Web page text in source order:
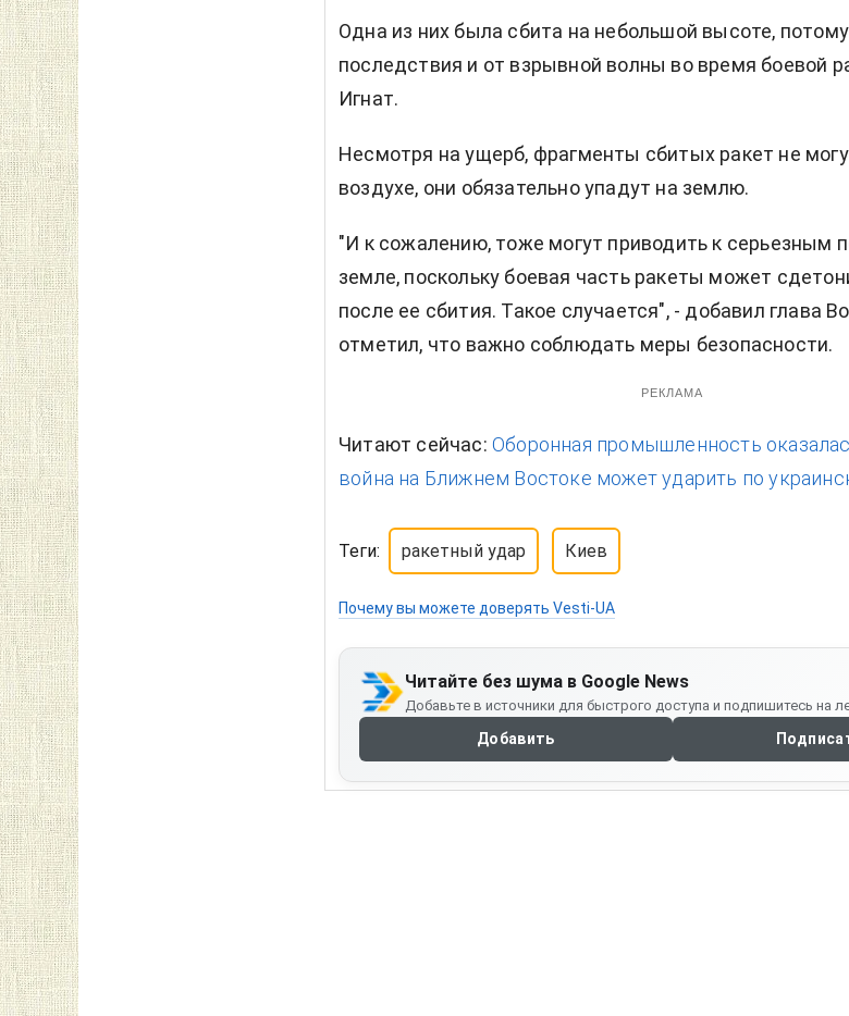
Одна из них была сбита на небольшой высоте,
последствия и от взрывной волны во время боевой
Игнат.
Несмотря на ущерб, фрагменты сбитых ракет не
воздухе, они обязательно упадут на землю.
"И к сожалению, тоже могут приводить к серьезным
земле, поскольку боевая часть ракеты может
после ее сбития. Такое случается", - добавил глава
отметил, что важно соблюдать меры безопасности.
РЕКЛАМА
Читают сейчас: Оборонная промышленность
война на Ближнем Востоке может ударить по
Теги: ракетный удар Киев
Почему вы можете доверять Vesti-UA
Читайте без шума в Google News
Добавьте в источники для быстрого доступа и подпишитесь на
Добавить